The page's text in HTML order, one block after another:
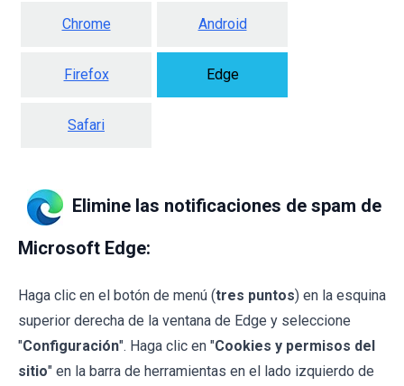
Chrome Android
Firefox Edge
Safari
Elimine las notificaciones de spam de
Microsoft Edge:
Haga clic en el botón de menú (tres puntos) en la esquina
superior derecha de la ventana de Edge y seleccione
"Configuración". Haga clic en "Cookies y permisos del
sitio" en la barra de herramientas en el lado izquierdo de